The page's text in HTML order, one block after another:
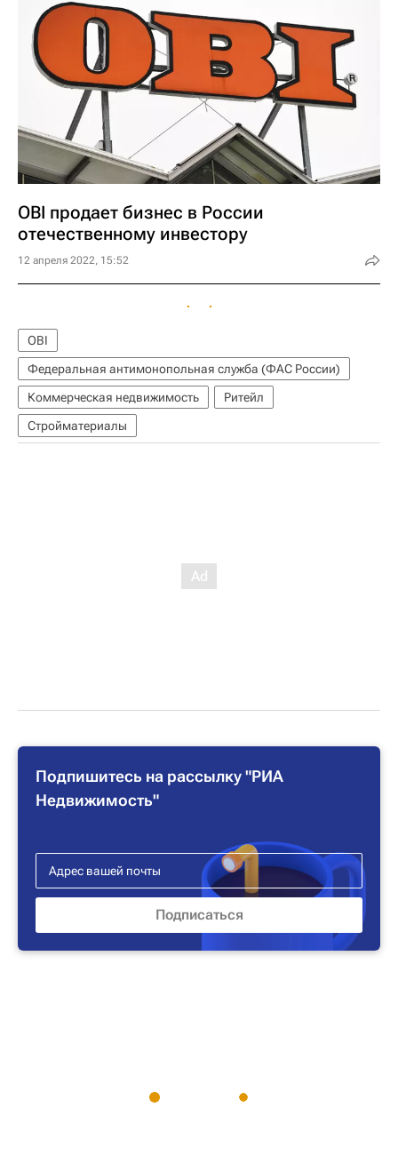
OBI продает бизнес в России
отечественному инвестору
12 апреля 2022, 15:52
OBI
Федеральная антимонопольная служба (ФАС России)
Коммерческая недвижимость
Ритейл
Стройматериалы
Подпишитесь на рассылку "РИА
Недвижимость"